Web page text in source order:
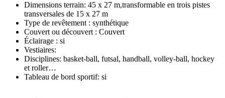
Dimensions terrain: 45 x 27 m,transformable en trois pistes
transversales de 15 x 27 m
Type de revêtement : synthétique
Couvert ou découvert : Couvert
Éclairage : si
Vestiaires:
Disciplines: basket-ball, futsal, handball, volley-ball, hockey
et roller…
Tableau de bord sportif: si